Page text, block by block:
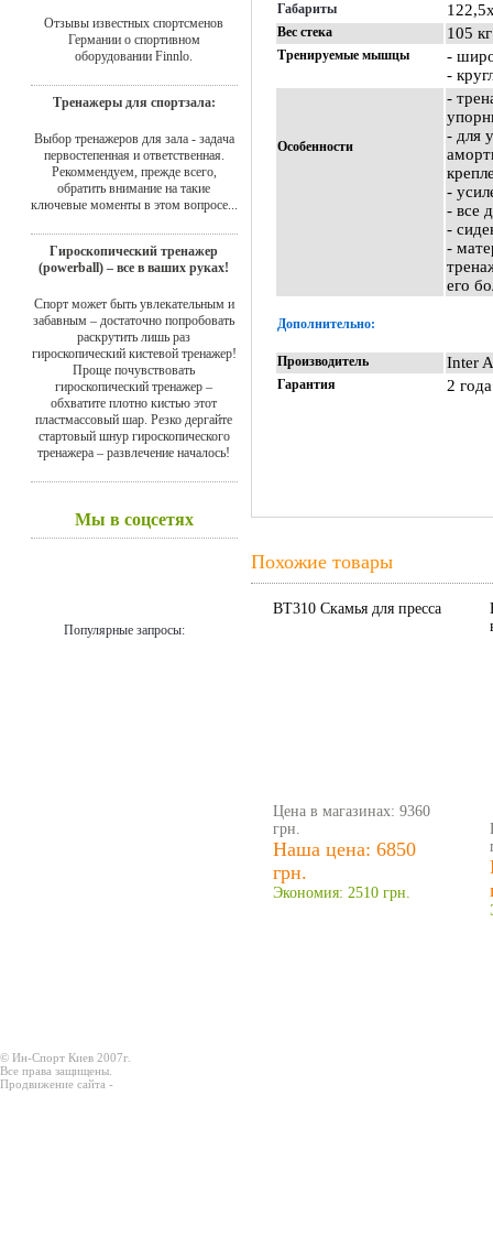
Отзывы известных спортсменов
Германии о спортивном
оборудовании Finnlo.
Тренажеры для спортзала:
Выбор тренажеров для зала - задача
первостепенная и ответственная.
Рекоммендуем, прежде всего,
обратить внимание на такие
ключевые моменты в этом вопросе...
Гироскопический тренажер
(powerball) – все в ваших руках!
Спорт может быть увлекательным и
забавным – достаточно попробовать
раскрутить лишь раз
гироскопический кистевой тренажер!
Проще почувствовать
гироскопический тренажер –
обхватите плотно кистью этот
пластмассовый шар. Резко дергайте
стартовый шнур гироскопического
тренажера – развлечение началось!
Мы в соцсетях
Популярные запросы:
Габариты
Вес стека 105 кг
Тренируемые мышцы
-
-
Особенности
-
- для
-
- все
-
-
его
Дополнительно:
Производитель Inter
Гарантия 2 года
Похожие товары
BT310 Скамья для пресса
Цена в магазинах: 9360
грн.
Наша цена: 6850
грн.
Экономия: 2510 грн.
© Ин-Спорт Киев 2007г.
Все права защищены.
Продвижение сайта -